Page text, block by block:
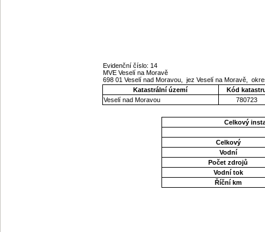
Evidenční číslo: 14
MVE Veselí na Moravě
698 01 Veselí nad Moravou, jez Veselí na Moravě,
Katastrální území
Kód
Veselí nad Moravou
780723
Celkový
Celkový
Vodní
Počet zdrojů
Vodní tok
Říční km